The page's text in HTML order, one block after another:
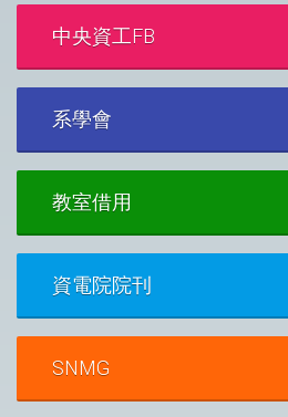
中央資工FB
系學會
教室借用
資電院院刊
SNMG